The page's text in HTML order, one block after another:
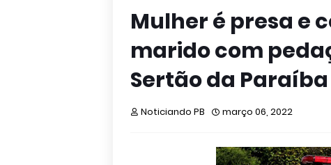
Mulher é presa e
marido com
Sertão da Paraíba
Noticiando PB março 06, 2022